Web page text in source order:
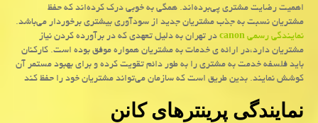
اهمیت رضایت مشتری پی‌برده‌اند. همگی به خوبی درک کرده‌اند که حفظ
مشتریان نسبت به جذب مشتریان جدید از سودآوری بیشتری برخوردار می‌باشد.
نمایندگی رسمیcanonدر تهران به دلیل تعهدی که در برآورده کردن نیاز
مشتریان دارد،در ارائه ی خدمات به مشتریان همواره موفق بوده است. کارکنان
باید فلسفه خدمت به مشتری را به طور دائم تقویت کرده و برای بهبود مستمر آن
کوشش نمایند. بدین طریق است که سازمان می‌تواند مشتریان خود را حفظ کند
نمایندگی پرینترهای کانن